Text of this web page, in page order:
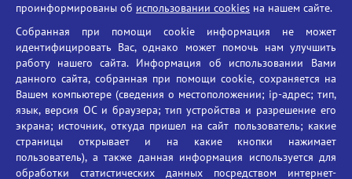
Противодействие угрозам информационной безопасности
Социальные ролики - Генеральная прокуратура РФ
Противодействие коррупции
БГУ против наркотиков
Брянский государственный университет
имени академика И.Г. Петровского
Время работы: пн-пт 09:00-18:00
проинформированы об использовании cookies на нашем сайте.
Собранная при помощи cookie информация не может
идентифицировать Вас, однако может помочь нам улучшить
работу нашего сайта. Информация об использовании Вами
данного сайта, собранная при помощи cookie, сохраняется на
Вашем компьютере (сведения о местоположении; ip-адрес; тип,
язык, версия ОС и браузера; тип устройства и разрешение его
экрана; источник, откуда пришел на сайт пользователь; какие
страницы открывает и на какие кнопки нажимает
пользователь), а также данная информация используется для
обработки статистических данных посредством интернет-